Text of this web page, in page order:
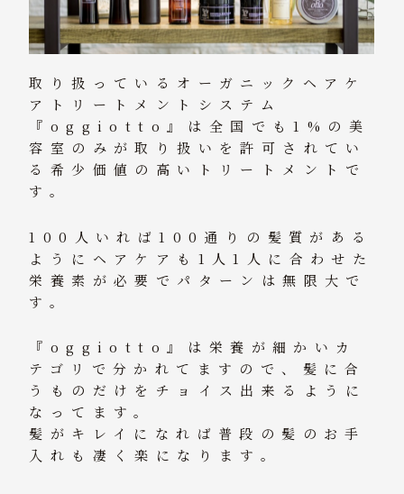
取り扱っているオーガニックヘアケ
アトリートメントシステム
『oggiotto』は全国でも1%の美
容室のみが取り扱いを許可されてい
る希少価値の高いトリートメントで
す。
100人いれば100通りの髪質がある
ようにヘアケアも1人1人に合わせた
栄養素が必要でパターンは無限大で
す。
『oggiotto』は栄養が細かいカ
テゴリで分かれてますので、髪に合
うものだけをチョイス出来るように
なってます。
髪がキレイになれば普段の髪のお手
入れも凄く楽になります。